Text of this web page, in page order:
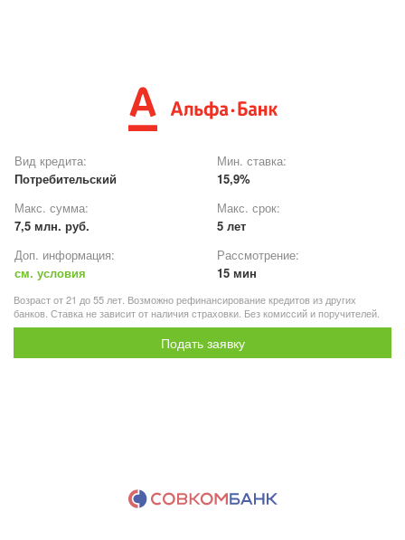
Вид кредита:
Потребительский
Мин. ставка:
15,9%
Макс. сумма:
7,5 млн. руб.
Макс. срок:
5 лет
Доп. информация:
см. условия
Рассмотрение:
15 мин
Возраст от 21 до 55 лет. Возможно рефинансирование кредитов из других
банков. Ставка не зависит от наличия страховки. Без комиссий и поручителей.
Подать заявку